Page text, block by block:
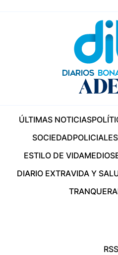
ÚLTIMAS NOTICIAS
SOCIEDADPOLICIALES
ESTILO DE VIDAMEDIOS
DIARIO EXTRAVIDA Y
TRANQUERA
RSS